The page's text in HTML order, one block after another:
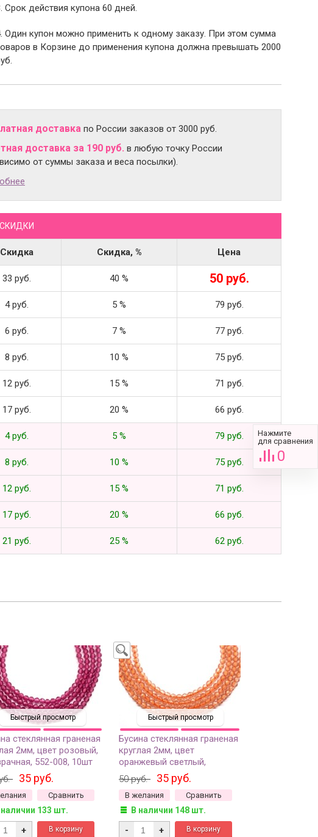
Срок действия купона 60 дней.
Один купон можно применить к одному заказу. При этом сумма
в Корзине до применения купона должна превышать 2000
доставка по России заказов от 3000 руб.
доставка за 190 руб. в любую точку России
от суммы заказа и веса посылки).
Скидка Скидка, % Цена
33 руб. 40 % 50 руб.
4 руб. 5 % 79 руб.
6 руб. 7 % 77 руб.
8 руб. 10 % 75 руб.
12 руб. 15 % 71 руб.
17 руб. 20 % 66 руб.
4 руб. 5 % 79 руб.
8 руб. 10 % 75 руб.
12 руб. 15 % 71 руб.
17 руб. 20 % 66 руб.
21 руб. 25 % 62 руб.
Быстрый просмотр
стеклянная граненая
2мм, цвет розовый,
552-008, 10шт
35 руб.
Сравнить
133 шт.
+
Быстрый просмотр
Бусина стеклянная граненая
круглая 2мм, цвет
оранжевый светлый,
прозрачная, 552-001, 10шт
50 руб. 35 руб.
В желания Сравнить
В наличии 148 шт.
- +
Нажмите
для сравнения
0